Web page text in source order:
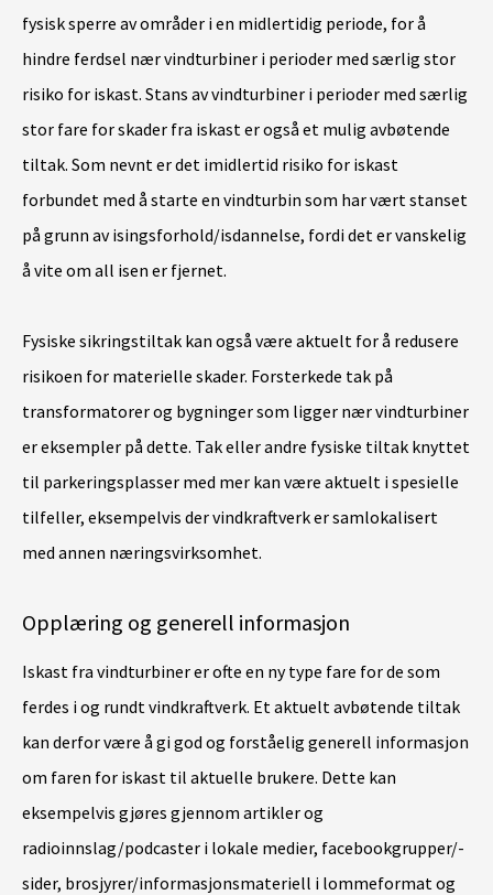
fysisk sperre av områder i en midlertidig periode, for å
hindre ferdsel nær vindturbiner i perioder med særlig stor
risiko for iskast. Stans av vindturbiner i perioder med særlig
stor fare for skader fra iskast er også et mulig avbøtende
tiltak. Som nevnt er det imidlertid risiko for iskast
forbundet med å starte en vindturbin som har vært stanset
på grunn av isingsforhold/isdannelse, fordi det er vanskelig
å vite om all isen er fjernet.
Fysiske sikringstiltak kan også være aktuelt for å redusere
risikoen for materielle skader. Forsterkede tak på
transformatorer og bygninger som ligger nær vindturbiner
er eksempler på dette. Tak eller andre fysiske tiltak knyttet
til parkeringsplasser med mer kan være aktuelt i spesielle
tilfeller, eksempelvis der vindkraftverk er samlokalisert
med annen næringsvirksomhet.
Opplæring og generell informasjon
Iskast fra vindturbiner er ofte en ny type fare for de som
ferdes i og rundt vindkraftverk. Et aktuelt avbøtende tiltak
kan derfor være å gi god og forståelig generell informasjon
om faren for iskast til aktuelle brukere. Dette kan
eksempelvis gjøres gjennom artikler og
radioinnslag/podcaster i lokale medier, facebookgrupper/-
sider, brosjyrer/informasjonsmateriell i lommeformat og